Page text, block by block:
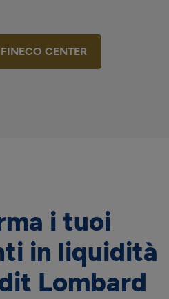
CENTER
i tuoi
in liquidità
Lombard